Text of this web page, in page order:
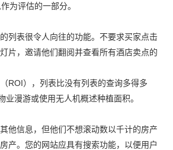
为评估的一部分。
列表很令人向往的功能。不要求买家点击
片，邀请他们翻阅并查看所有酒店卖点的
ROI），列表比没有列表的查询多得多
业漫游或使用无人机概述种植面积。
他信息，但他们不想滚动数以千计的房产
产。您的网站应具有搜索功能，以便用户